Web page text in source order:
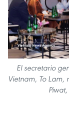
El secretario
Vietnam, To